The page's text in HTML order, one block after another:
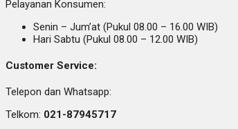
Pelayanan Konsumen:
Senin – Jum’at (Pukul 08.00 – 16.00 WIB)
Hari Sabtu (Pukul 08.00 – 12.00 WIB)
Customer Service:
Telepon dan Whatsapp:
Telkom: 021-87945717